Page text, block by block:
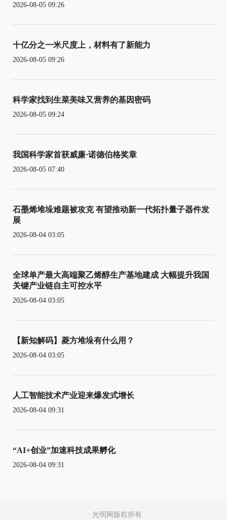
2026-08-05 09:26
十亿分之一米尺度上，材料有了新能力
2026-08-05 09:26
科学家找到生菜美味又营养的基因密码
2026-08-05 09:24
我国科学家首获威廉·诺德伯格奖章
2026-08-05 07:40
石墨烯堆垛难题被攻克 有望推动新一代拓扑量子器件发
展
2026-08-04 03:05
全球单产最大高端聚乙烯醇生产基地建成 大幅提升我国
关键产业链自主可控水平
2026-08-04 03:05
【新知解码】菱方堆垛有什么用？
2026-08-04 03:05
人工智能技术产业迎来爆发式增长
2026-08-04 09:31
“AI+创业”加速科技成果孵化
2026-08-04 09:31
光明网版权所有